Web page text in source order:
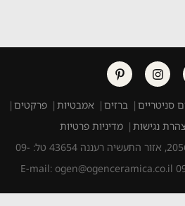
סניטריים ברזים אמבטיות
פרקטים
נגישות
מדיניות פרטיות
עוגן קרמיקה - רננים 7 ת.ד 2056, אזור התעשיה רעננה 43654 טל: 09-